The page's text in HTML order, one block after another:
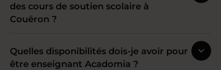
des cours de soutien scolaire à
Couëron ?
Quelles disponibilités dois-je avoir pour
être enseignant Acadomia ?